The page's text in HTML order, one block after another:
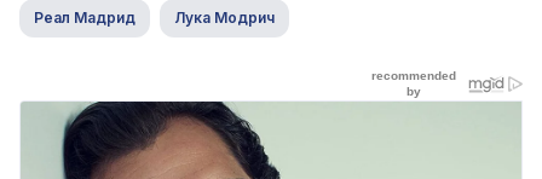
Реал Мадрид Лука Модрич